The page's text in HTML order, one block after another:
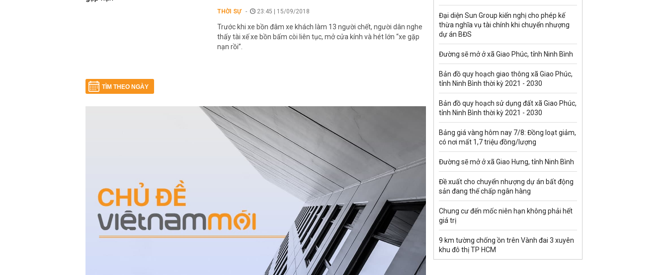
THỜI SỰ 23:45 | 15/09/2018
Trước khi xe bồn đâm xe khách làm 13 người chết, người dân nghe
thấy tài xế xe bồn bấm còi liên tục, mở cửa kính và hét lớn “xe gặp
nạn rồi”.
TÌM THEO NGÀY
Đại diện Sun Group kiến nghị cho phép kế
thừa nghĩa vụ tài chính khi chuyển nhượng
dự án BĐS
Đường sẽ mở ở xã Giao Phúc, tỉnh Ninh Bình
Bản đồ quy hoạch giao thông xã Giao Phúc,
tỉnh Ninh Bình thời kỳ 2021 - 2030
Bản đồ quy hoạch sử dụng đất xã Giao Phúc,
tỉnh Ninh Bình thời kỳ 2021 - 2030
Bảng giá vàng hôm nay 7/8: Đồng loạt giảm,
có nơi mất 1,7 triệu đồng/lượng
Đường sẽ mở ở xã Giao Hưng, tỉnh Ninh Bình
Đề xuất cho chuyển nhượng dự án bất động
sản đang thế chấp ngân hàng
Chung cư đến mốc niên hạn không phải hết
giá trị
9 km tường chống ồn trên Vành đai 3 xuyên
khu đô thị TP HCM